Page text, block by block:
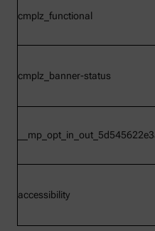
cmplz_functional
cmplz_banner-status
accessibility